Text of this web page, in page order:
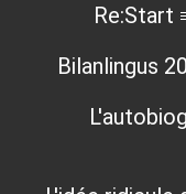
Re:Start
Bilanlingus